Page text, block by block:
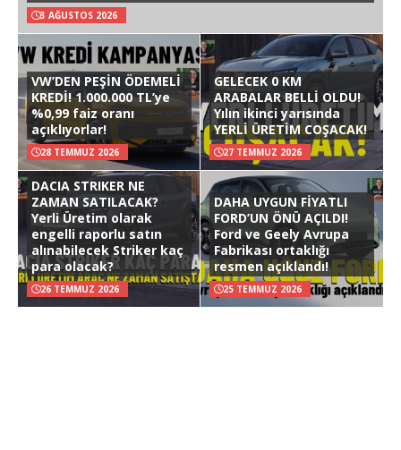
3 AĞUSTOS 2026
VW’DEN PEŞİN ÖDEMELİ
KREDİ! 1.000.000 TL’ye
%0,99 faiz oranı
açıklıyorlar!
28 TEMMUZ 2026
GELECEK 0 KM
ARABALAR BELLİ OLDU!
Yılın ikinci yarısında
YERLİ ÜRETİM COŞACAK!
27 TEMMUZ 2026
DACIA STRIKER NE
ZAMAN SATILACAK?
Yerli Üretim olarak
engelli raporlu satın
alınabilecek Striker kaç
para olacak?
26 TEMMUZ 2026
DAHA UYGUN FİYATLI
FORD’UN ÖNÜ AÇILDI!
Ford ve Geely Avrupa
Fabrikası ortaklığı
resmen açıklandı!
25 TEMMUZ 2026